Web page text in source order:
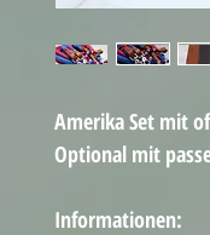
Amerika Set mit
Optional mit
Informationen: